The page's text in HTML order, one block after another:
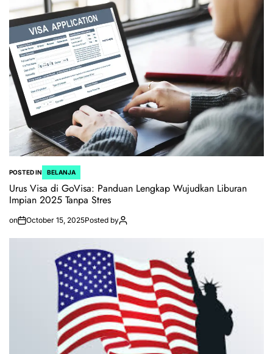
POSTED IN BELANJA
Urus Visa di GoVisa: Panduan Lengkap Wujudkan Liburan
Impian 2025 Tanpa Stres
on October 15, 2025Posted by